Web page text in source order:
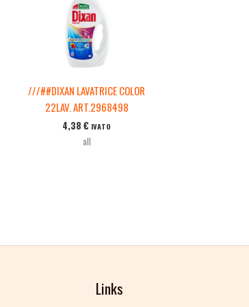
///##DIXAN LAVATRICE COLOR
22LAV. ART.2968498
4,38€ IVATO
all
Links